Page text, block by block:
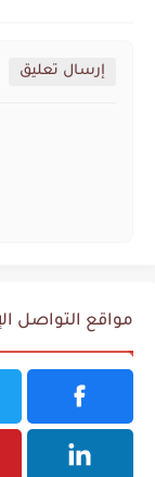
إرسال تعليق
مواقع التواصل